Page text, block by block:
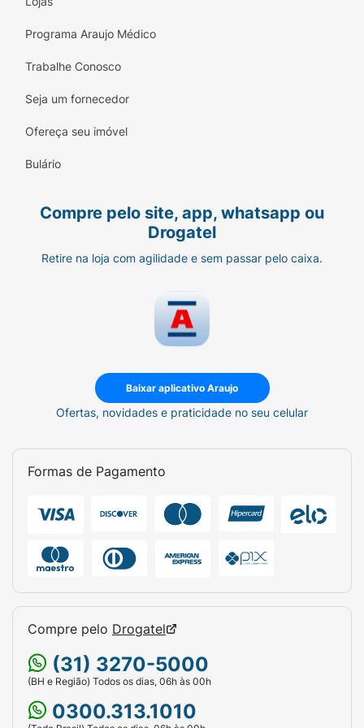
Nutrição Completa e Cuidadosa:
balanceado para cães adultos e totalmente
umidade natural, auxiliando diretamente no
trato urinário do animal.
fácil de servir, garantindo sempre uma
porção fresca e sem desperdícios.
Programa Araujo Médico
Trabalhe Conosco
Seja um fornecedor
Ofereça seu imóvel
Bulário
Compre pelo site, app, whatsapp ou
Drogatel
Retire na loja com agilidade e sem passar pelo caixa.
Baixar aplicativo Araujo
Ofertas, novidades e praticidade no seu celular
Formas de Pagamento
Compre pelo Drogatel
(31) 3270-5000
(BH e Região) Todos os dias, 06h às 00h
0300.313.1010